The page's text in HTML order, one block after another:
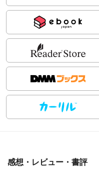
感想・レビュー・書評